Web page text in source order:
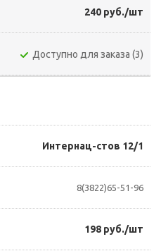
240 руб./шт
Доступно для заказа (3)
Интернац-стов 12/1
8(3822)65-51-96
198 руб./шт